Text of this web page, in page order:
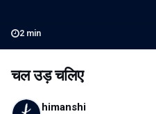
2 min
चल उड़ चलिए
himanshi